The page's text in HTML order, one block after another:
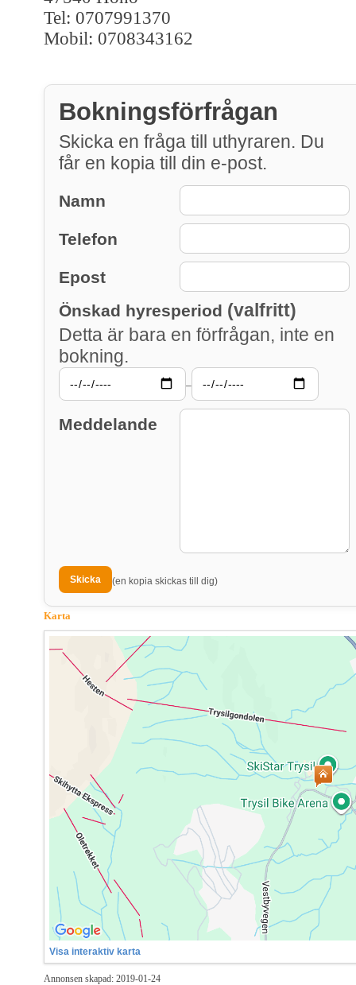
Tel: 0707991370
Mobil: 0708343162
Bokningsförfrågan
Skicka en fråga till uthyraren. Du
får en kopia till din e-post.
Namn
Telefon
Epost
Önskad hyresperiod (valfritt)
Detta är bara en förfrågan, inte en
bokning.
–
Meddelande
(en kopia skickas till dig)
Karta
Visa interaktiv karta
Annonsen skapad: 2019-01-24